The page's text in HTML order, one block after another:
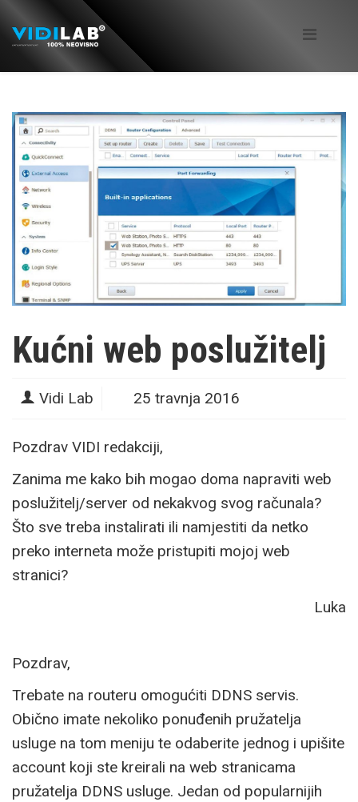
Kućni web poslužitelj
Vidi Lab 25 travnja 2016
Pozdrav VIDI redakciji,
Zanima me kako bih mogao doma napraviti web
poslužitelj/server od nekakvog svog računala?
Što sve treba instalirati ili namjestiti da netko
preko interneta može pristupiti mojoj web
stranici?
Luka
Pozdrav,
Trebate na routeru omogućiti DDNS servis.
Obično imate nekoliko ponuđenih pružatelja
usluge na tom meniju te odaberite jednog i upišite
account koji ste kreirali na web stranicama
pružatelja DDNS usluge. Jedan od popularnijih